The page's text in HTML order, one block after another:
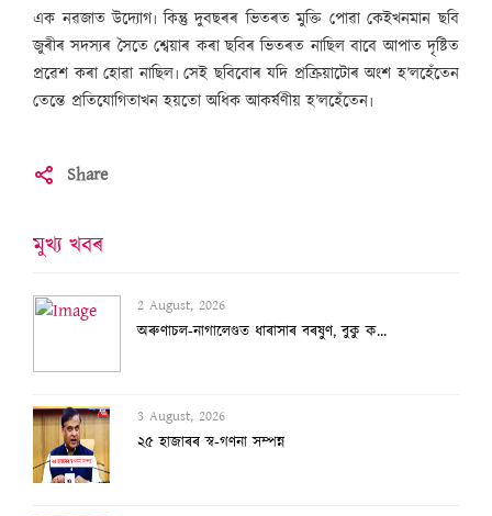
এক নৱজাত উদ্যোগ৷ কিন্তু দুবছৰৰ ভিতৰত মুক্তি পোৱা কেইখনমান ছবি
জুৰীৰ সদস্যৰ সৈতে শ্বেয়াৰ কৰা ছবিৰ ভিতৰত নাছিল বাবে আপাত দৃষ্টিত
প্ৰৱেশ কৰা হোৱা নাছিল৷ সেই ছবিবোৰ যদি প্ৰক্ৰিয়াটোৰ অংশ হ’লহেঁতেন
তেন্তে প্ৰতিযোগিতাখন হয়তো অধিক আকৰ্ষণীয় হ’লহেঁতেন৷
Share
মুখ্য খবৰ
2 August, 2026
অৰুণাচল-নাগালেণ্ডত ধাৰাসাৰ বৰষুণ, বুকু ক...
3 August, 2026
২৫ হাজাৰৰ স্ব-গণনা সম্পন্ন